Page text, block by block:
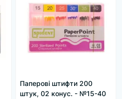
Паперові штифти 200
штук, 02 конус. - №15-40